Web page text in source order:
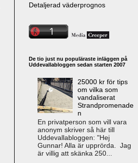
Detaljerad väderprognos
De tio just nu populäraste inläggen på
Uddevallabloggen sedan starten 2007
25000 kr för tips
om vilka som
vandaliserat
Strandpromenade
n
En privatperson som vill vara
anonym skriver så här till
Uddevallabloggen: "Hej
Gunnar! Alla är upprörda. Jag
är villig att skänka 250...